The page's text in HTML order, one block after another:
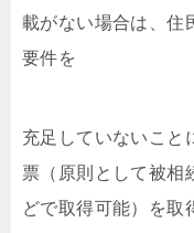
載がない場合は、住
要件を
充足していないこと
票（原則として被相
どで取得可能）を